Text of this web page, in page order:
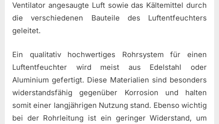
Ventilator angesaugte Luft sowie das Kältemittel durch
die verschiedenen Bauteile des Luftentfeuchters
geleitet.
Ein qualitativ hochwertiges Rohrsystem für einen
Luftentfeuchter wird meist aus Edelstahl oder
Aluminium gefertigt. Diese Materialien sind besonders
widerstandsfähig gegenüber Korrosion und halten
somit einer langjährigen Nutzung stand. Ebenso wichtig
bei der Rohrleitung ist ein geringer Widerstand, um